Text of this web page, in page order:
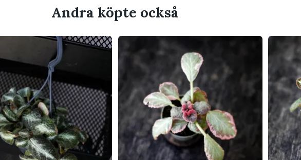
luftfuktighet.
vår och sommar.
Andra köpte också